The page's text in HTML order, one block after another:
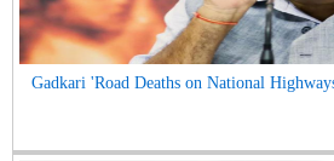
Gadkari 'Road Deaths on National